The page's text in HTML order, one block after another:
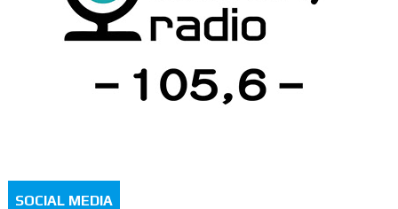
SOCIAL MEDIA